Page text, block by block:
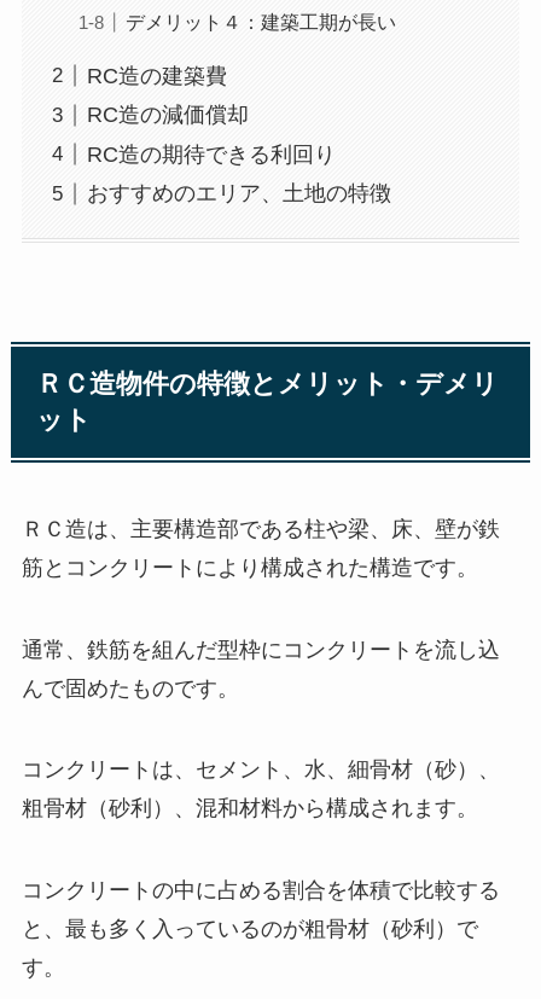
デメリット４：建築工期が長い
RC造の建築費
RC造の減価償却
RC造の期待できる利回り
おすすめのエリア、土地の特徴
ＲＣ造物件の特徴とメリット・デメリ
ット
ＲＣ造は、主要構造部である柱や梁、床、壁が鉄
筋とコンクリートにより構成された構造です。
通常、鉄筋を組んだ型枠にコンクリートを流し込
んで固めたものです。
コンクリートは、セメント、水、細骨材（砂）、
粗骨材（砂利）、混和材料から構成されます。
コンクリートの中に占める割合を体積で比較する
と、最も多く入っているのが粗骨材（砂利）で
す。